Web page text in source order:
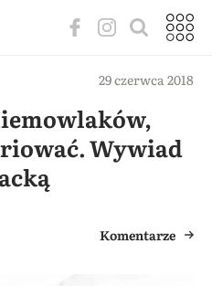
29 czerwca 2018
Wywiad
Komentarze